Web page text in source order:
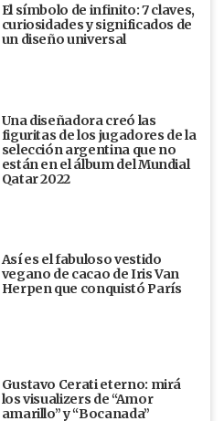
El símbolo de infinito: 7 claves,
curiosidades y significados de
un diseño universal
Una diseñadora creó las
figuritas de los jugadores de la
selección argentina que no
están en el álbum del Mundial
Qatar 2022
Así es el fabuloso vestido
vegano de cacao de Iris Van
Herpen que conquistó París
Gustavo Cerati eterno: mirá
los visualizers de “Amor
amarillo” y “Bocanada”